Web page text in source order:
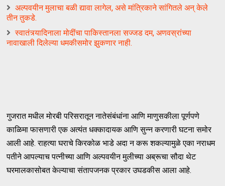
अल्पवयीन मुलाचा बळी द्यावा लागेल, असे मांत्रिकाने सांगितले अन् केले
तीन तुकडे.
स्वातंत्र्यादिनाला मोदींचा पाकिस्तानला सज्जड दम, अणवस्रांच्या
नावाखाली दिलेल्या धमकीसमोर झुकणार नाही.
गुजरात मधील मोरबी परिसरातून नातेसंबंधांना आणि माणुसकीला पूर्णपणे
काळिमा फासणारी एक अत्यंत धक्कादायक आणि सुन्न करणारी घटना समोर
आली आहे. राहत्या घराचे किरकोळ भाडे अदा न करू शकल्यामुळे एका नराधम
पतीने आपल्याच पत्नीच्या आणि अल्पवयीन मुलीच्या अब्रूचा सौदा थेट
घरमालकासोबत केल्याचा संतापजनक प्रकार उघडकीस आला आहे.